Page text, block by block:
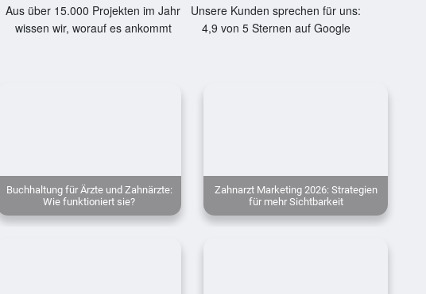
Aus über 15.000 Projekten im Jahr
wissen wir, worauf es ankommt
Unsere Kunden sprechen für uns:
4,9 von 5 Sternen auf Google
Buchhaltung für Ärzte und Zahnärzte:
Wie funktioniert sie?
Zahnarzt Marketing 2026: Strategien
für mehr Sichtbarkeit